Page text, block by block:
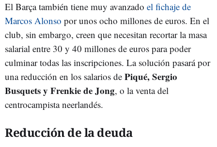
El Barça también tiene muy avanzado el fichaje de
Marcos Alonso por unos ocho millones de euros. En el
club, sin embargo, creen que necesitan recortar la masa
salarial entre 30 y 40 millones de euros para poder
culminar todas las inscripciones. La solución pasará por
una reducción en los salarios de Piqué, Sergio
Busquets y Frenkie de Jong, o la venta del
centrocampista neerlandés.
Reducción de la deuda